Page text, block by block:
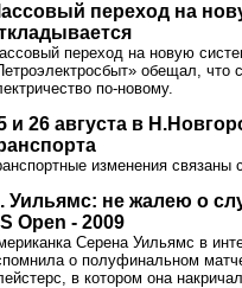
переход на
переход на новую
обещал, что
по-новому.
и 26 августа в
изменения связаны
Уильямс: не жалею о
Open - 2009
Серена Уильямс в
о полуфинальном
в котором она